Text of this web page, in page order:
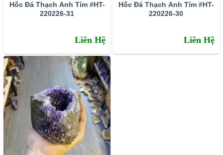
Hốc Đá Thạch Anh Tím #HT-
220226-31
Liên Hệ
Hốc Đá Thạch Anh Tím #HT-
220226-30
Liên Hệ